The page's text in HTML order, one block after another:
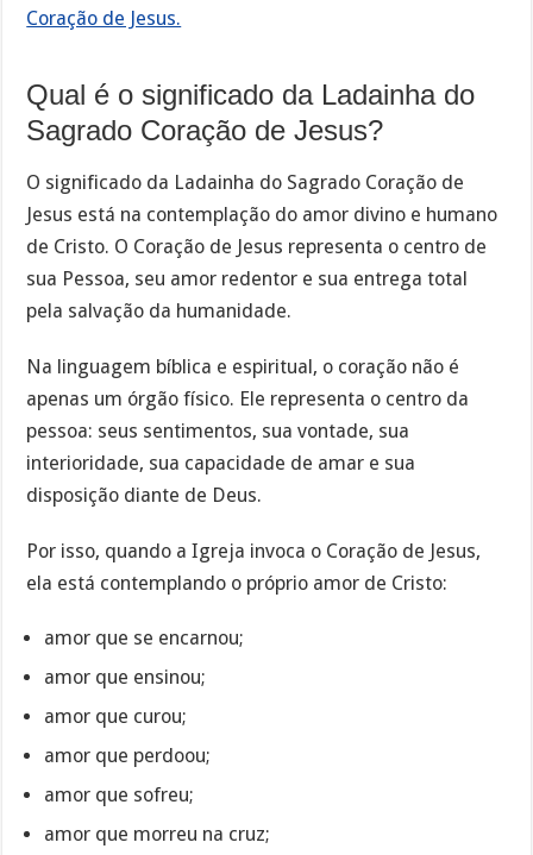
Coração de Jesus.
Qual é o significado da Ladainha do
Sagrado Coração de Jesus?
O significado da Ladainha do Sagrado Coração de
Jesus está na contemplação do amor divino e humano
de Cristo. O Coração de Jesus representa o centro de
sua Pessoa, seu amor redentor e sua entrega total
pela salvação da humanidade.
Na linguagem bíblica e espiritual, o coração não é
apenas um órgão físico. Ele representa o centro da
pessoa: seus sentimentos, sua vontade, sua
interioridade, sua capacidade de amar e sua
disposição diante de Deus.
Por isso, quando a Igreja invoca o Coração de Jesus,
ela está contemplando o próprio amor de Cristo:
amor que se encarnou;
amor que ensinou;
amor que curou;
amor que perdoou;
amor que sofreu;
amor que morreu na cruz;